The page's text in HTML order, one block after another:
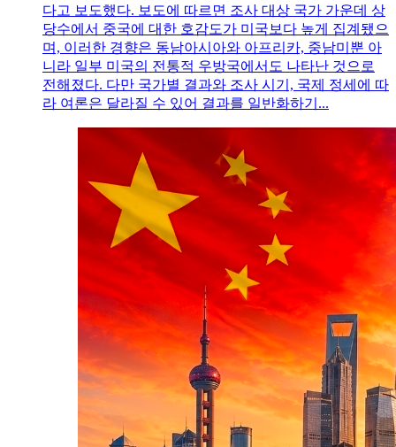
다고 보도했다. 보도에 따르면 조사 대상 국가 가운데 상
당수에서 중국에 대한 호감도가 미국보다 높게 집계됐으
며, 이러한 경향은 동남아시아와 아프리카, 중남미뿐 아
니라 일부 미국의 전통적 우방국에서도 나타난 것으로
전해졌다. 다만 국가별 결과와 조사 시기, 국제 정세에 따
라 여론은 달라질 수 있어 결과를 일반화하기...